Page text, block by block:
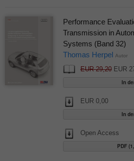
Performance
Transmission in
Systems (Band 32)
Thomas Herpel Autor
EUR 29,20EUR
EUR 0,00
Open Access
PDF